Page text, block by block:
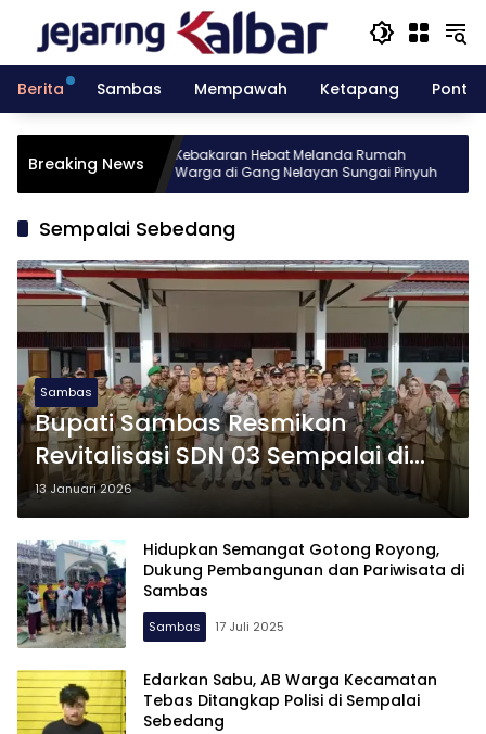
konten
Berita
Sambas Mempawah Ketapang
Breaking News
gelar
10
Kebakaran Hebat Melanda Rumah
Warga di Gang Nelayan Sungai Pinyuh
Sempalai Sebedang
Sambas
Bupati Sambas Resmikan
Revitalisasi SDN 03 Sempalai di
Kecamatan Sebawi
13 Januari 2026
Hidupkan Semangat Gotong Royong,
Dukung Pembangunan dan Pariwisata di
Sambas
Sambas 17 Juli 2025
Edarkan Sabu, AB Warga Kecamatan
Tebas Ditangkap Polisi di Sempalai
Sebedang